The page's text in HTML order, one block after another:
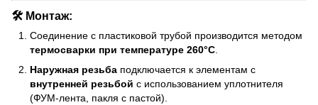
🛠 Монтаж:
Соединение с пластиковой трубой производится методом
термосварки при температуре 260°C
Наружная резьба подключается к элементам с
внутренней резьбой с использованием уплотнителя
(ФУМ-лента, пакля с пастой).